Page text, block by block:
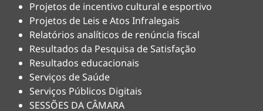
Projetos de incentivo cultural e esportivo
Projetos de Leis e Atos Infralegais
Relatórios analíticos de renúncia fiscal
Resultados da Pesquisa de Satisfação
Resultados educacionais
Serviços de Saúde
Serviços Públicos Digitais
SESSÕES DA CÂMARA